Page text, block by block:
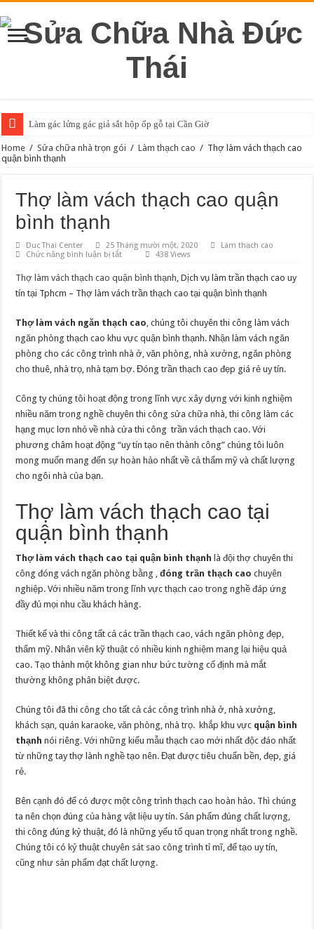
Làm gác lửng gác giả sắt hộp ốp gỗ tại Cần Giờ
Làm gác lửng gác giả sắt hộp ốp gỗ tại Củ Chi
Làm gác lửng gác giả sắt hộp ốp gỗ tại Quận Bình Tân
Làm gác lửng gác giả sắt hộp ốp gỗ tại Quận Tân Bình
Làm gác lửng gác giả sắt hộp ốp gỗ tại Quận Bình Thạnh
Làm gác lửng gác giả sắt hộp ốp gỗ tại Bình Chánh
Làm gác lửng gác giả sắt hộp ốp gỗ tại Quận Phú Nhuận
Home / Sửa chữa nhà trọn gói / Làm thạch cao / Thợ làm vách thạch cao
quận bình thạnh
Thợ làm vách thạch cao quận
bình thạnh
Duc Thai Center 25 Tháng mười một, 2020
Làm thạch cao
Chức năng bình luận bị tắtở
làm
vách
thạch
cao
bình
thạnh
438 Views
Thợ làm vách thạch cao quận bình thạnh, Dịch vụ làm trần thạch cao uy
tín tại Tphcm – Thợ làm vách trần thạch cao tại quận bình thạnh
Thợ làm vách ngăn thạch cao, chúng tôi chuyên thi công làm vách
ngăn phòng thạch cao khu vực quận bình thạnh. Nhận làm vách ngăn
phòng cho các công trình nhà ở, văn phòng, nhà xưởng, ngăn phòng
cho thuê, nhà trọ, nhà tạm bợ. Đóng trần thạch cao đẹp giá rẻ uy tín.
Công ty chúng tôi hoạt động trong lĩnh vực xây dựng với kinh nghiệm
nhiều năm trong nghề chuyên thi công sửa chữa nhà, thi công làm các
hạng mục lơn nhỏ về nhà cửa thi công trần vách thạch cao. Với
phương châm hoạt động “uy tín tạo nên thành công” chúng tôi luôn
mong muốn mang đến sự hoàn hảo nhất về cả thẩm mỹ và chất lượng
cho ngôi nhà của bạn.
Thợ làm vách thạch cao tại
quận bình thạnh
Thợ làm vách thạch cao tại quận bình thạnh là đội thợ chuyên thi
công đóng vách ngăn phòng bằng ,đóng trần thạch caochuyên
nghiệp. Với nhiều năm trong lĩnh vực thạch cao trong nghề đáp ứng
đầy đủ mọi nhu cầu khách hàng.
Thiết kế và thi công tất cả các trần thạch cao, vách ngăn phòng đẹp,
thẩm mỹ. Nhân viên kỹ thuật có nhiều kinh nghiệm mang lại hiệu quả
cao. Tạo thành một không gian như bức tường cố định mà mắt
thường không phân biệt được.
Chúng tôi đã thi công cho tất cả các công trình nhà ở, nhà xưởng,
khách sạn, quán karaoke, văn phòng, nhà trọ. khắp khu vực quận bình
thạnh nói riêng. Với những kiểu mẫu thạch cao mới nhất độc đáo nhất
từ những tay thợ lành nghề tạo nên. Đạt được tiêu chuẩn bền, đẹp, giá
rẻ.
Bên cạnh đó để có được một công trình thạch cao hoàn hảo. Thì chúng
ta nên chọn đúng của hàng vật liệu uy tín. Sản phẩm đúng chất lượng,
thi công đúng kỷ thuật, đó là những yếu tố quan trọng nhất trong nghề.
Chúng tôi có kỷ thuật chuyên sát sao công trình tỉ mĩ, để tạo uy tín,
cũng như sản phẩm đạt chất lượng.